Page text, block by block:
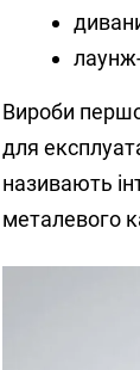
Вироби
для
називають
металевого